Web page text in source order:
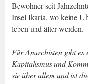
Bewohner seit
Insel Ikaria, wo keine
leben und älter werden.
Für Anarchisten gibt es
Kapitalismus und
sie über allem und ist